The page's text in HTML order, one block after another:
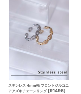
ステンレス 4mm幅 フロントジルコニ
アアズキチェーンリング [R1496]